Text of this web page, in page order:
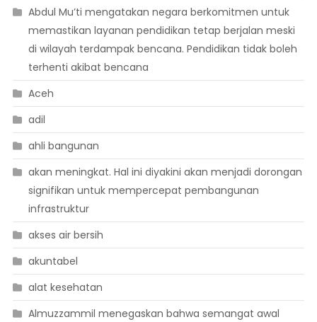
Abdul Mu’ti mengatakan negara berkomitmen untuk
memastikan layanan pendidikan tetap berjalan meski
di wilayah terdampak bencana. Pendidikan tidak boleh
terhenti akibat bencana
Aceh
adil
ahli bangunan
akan meningkat. Hal ini diyakini akan menjadi dorongan
signifikan untuk mempercepat pembangunan
infrastruktur
akses air bersih
akuntabel
alat kesehatan
Almuzzammil menegaskan bahwa semangat awal